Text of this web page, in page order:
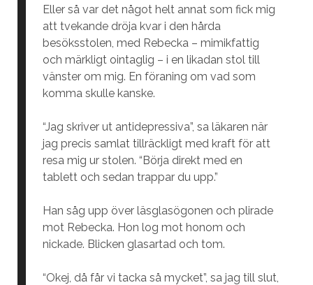
Eller så var det något helt annat som fick mig
att tvekande dröja kvar i den hårda
besöksstolen, med Rebecka – mimikfattig
och märkligt ointaglig – i en likadan stol till
vänster om mig. En föraning om vad som
komma skulle kanske.
“Jag skriver ut antidepressiva”, sa läkaren när
jag precis samlat tillräckligt med kraft för att
resa mig ur stolen. “Börja direkt med en
tablett och sedan trappar du upp.”
Han såg upp över läsglasögonen och plirade
mot Rebecka. Hon log mot honom och
nickade. Blicken glasartad och tom.
“Okej, då får vi tacka så mycket”, sa jag till slut,